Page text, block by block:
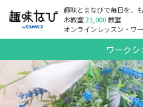
趣味とまなびで毎日を、
お教室21,000教室
オンラインレッスン・ワ
ワーク